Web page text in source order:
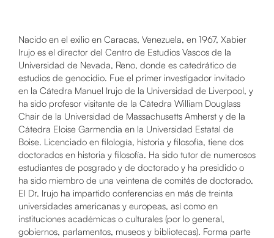
Nacido en el exilio en Caracas, Venezuela, en 1967, Xabier
Irujo es el director del Centro de Estudios Vascos de la
Universidad de Nevada, Reno, donde es catedrático de
estudios de genocidio. Fue el primer investigador invitado
en la Cátedra Manuel Irujo de la Universidad de Liverpool, y
ha sido profesor visitante de la Cátedra William Douglass
Chair de la Universidad de Massachusetts Amherst y de la
Cátedra Eloise Garmendia en la Universidad Estatal de
Boise. Licenciado en filología, historia y filosofía, tiene dos
doctorados en historia y filosofía. Ha sido tutor de numerosos
estudiantes de posgrado y de doctorado y ha presidido o
ha sido miembro de una veintena de comités de doctorado.
El Dr. Irujo ha impartido conferencias en más de treinta
universidades americanas y europeas, así como en
instituciones académicas o culturales (por lo general,
gobiernos, parlamentos, museos y bibliotecas). Forma parte